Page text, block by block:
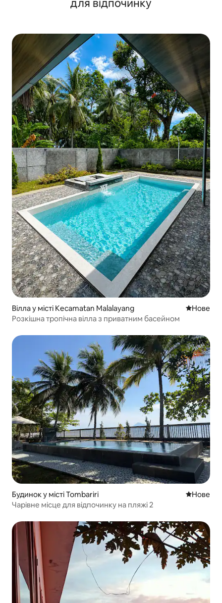
для відпочинку
Вілла у місті Kecamatan Malalayang Нове
Нове
Розкішна тропічна вілла з приватним басейном
Будинок у місті Tombariri Нове
Нове
Чарівне місце для відпочинку на пляжі 2